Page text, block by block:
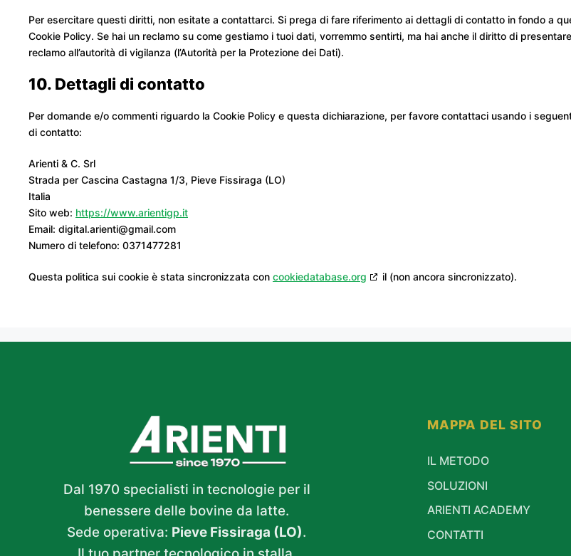
Per esercitare questi diritti, non esitate a contattarci. Si prega di fare riferimento ai dettagli di contatto in fondo a
Cookie Policy. Se hai un reclamo su come gestiamo i tuoi dati, vorremmo sentirti, ma hai anche il diritto di
reclamo all’autorità di vigilanza (l’Autorità per la Protezione dei Dati).
10. Dettagli di contatto
Per domande e/o commenti riguardo la Cookie Policy e questa dichiarazione, per favore contattaci usando i
di contatto:
Arienti & C. Srl
Strada per Cascina Castagna 1/3, Pieve Fissiraga (LO)
Italia
Sito web: https://www.arientigp.it
Email: digital.arienti@gmail.com
Numero di telefono: 0371477281
Questa politica sui cookie è stata sincronizzata con cookiedatabase.org il (non ancora sincronizzato).
Dal 1970 specialisti in tecnologie per il
benessere delle bovine da latte.
Sede operativa: Pieve Fissiraga (LO).
MAPPA DEL SITO
IL METODO
SOLUZIONI
ARIENTI ACADEMY
CONTATTI